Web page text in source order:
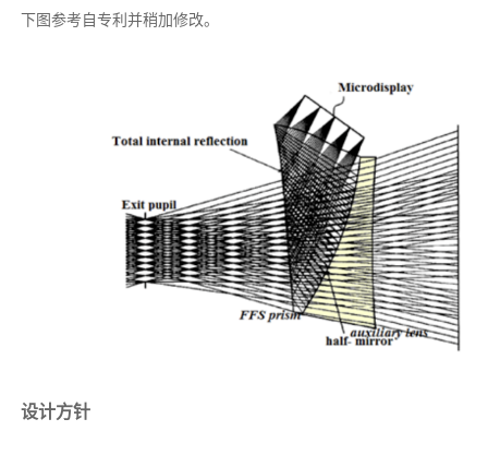
下图参考自专利并稍加修改。
设计方针